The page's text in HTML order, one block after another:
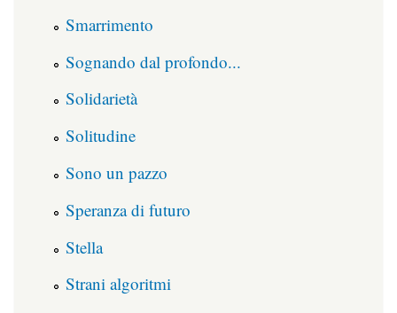
Smarrimento
Sognando dal profondo...
Solidarietà
Solitudine
Sono un pazzo
Speranza di futuro
Stella
Strani algoritmi